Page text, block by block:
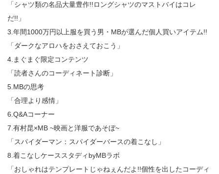
「シャツ類の名品大量豊作!!ロングシャツのマストバイはコレ
だ!!」
3.年間1000万円以上服を買う男・MBが選んだ個人買いアイテム!!
「ダークなアロハをおさえておこう」
4.まぐまぐ限定コンテンツ
「読者さんのコーディネート診断」
5.MBの思考
「合理より感情」
6.Q&Aコーナー
7.有村昆×MB ~映画と洋服であそぼ~
「スパイダーマン：スパイダーバースの着こなし」
8.着こなしケーススタディbyMBラボ
「おしゃれはテンプレートじゃねぇんだよ!!個性を出したコーディ